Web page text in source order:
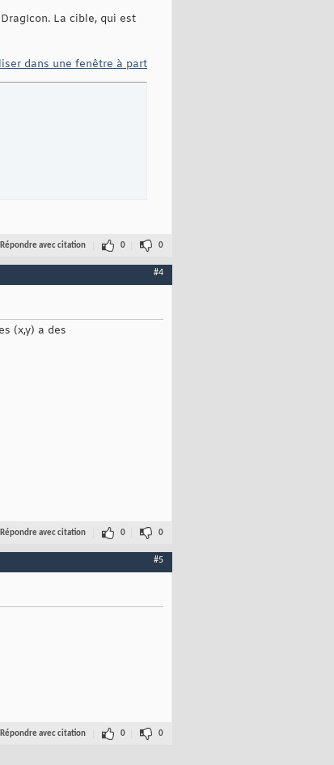
La cible, qui est
dans une fenêtre à part
Répondre avec citation 0 0
#4
(x,y) a des
Répondre avec citation 0 0
#5
Répondre avec citation 0 0